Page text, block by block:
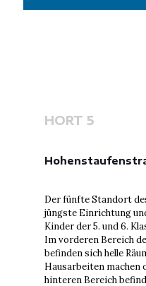
HORT 5
Der fünfte Standort
jüngste Einrichtung
Kinder der 5. und 6.
Im vorderen Bereich
befinden sich helle
Hausarbeiten machen
hinteren Bereich